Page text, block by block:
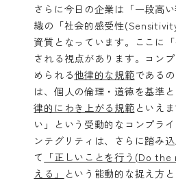
さらに今日の企業は「一段高
織の「社会的感受性
資質となっています。ここに
される視点があります。コン
められる他律的な規範である
は、個人の倫理・道徳を基準と
律的にわき上がる規範といえ
い」という受動的なコンプラ
ンテグリティは、さらに踏み
て 「正しいことを行う(Do
える」
という能動的な捉え方と